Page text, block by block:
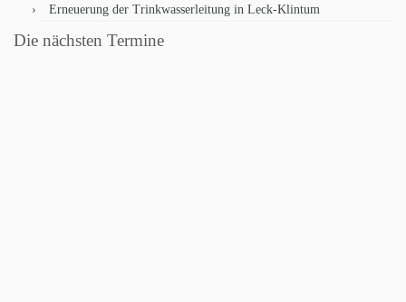
Erneuerung der Trinkwasserleitung in Leck-Klintum
Die nächsten Termine